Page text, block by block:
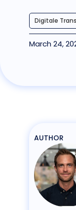
Digitale
March 24,
AUTHOR